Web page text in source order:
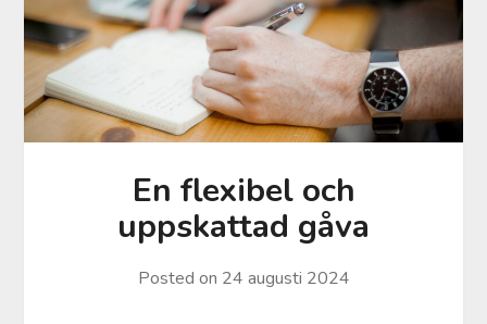
En flexibel och
uppskattad gåva
Posted on 24 augusti 2024